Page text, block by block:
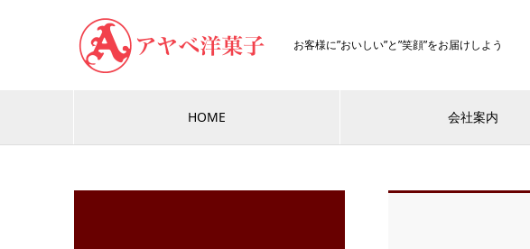
お客様に”おいしい”と”笑顔”をお届けしよう
HOME 会社案内